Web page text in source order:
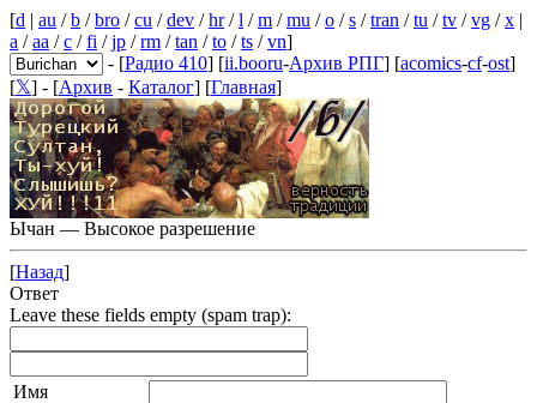
[d | au /b /bro /cu /dev /hr/l /m /mu /o /s /tran /tu /tv /vg /x |
a /aa /c /fi /jp /rm /tan /to /ts /vn]
- [Радио 410] [ii.booru-Архив РПГ] [acomics-cf-ost]
[𝕏] - [Архив - Каталог] [Главная]
Ычан — Высокое разрешение
[Назад]
Ответ
Leave these fields empty (spam trap):
Имя